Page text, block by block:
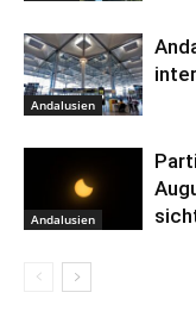
Andalusien
Andalusien